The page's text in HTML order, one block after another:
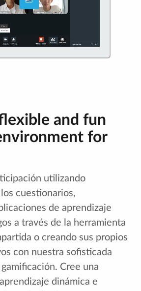
and fun
for
utilizando
cuestionarios,
de aprendizaje
a través de la herramienta
o creando sus propios
con nuestra sofisticada
Cree una
dinámica e